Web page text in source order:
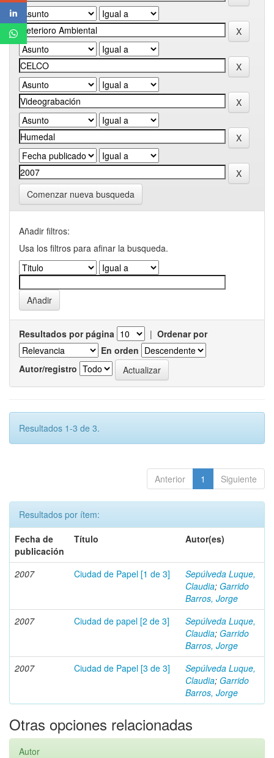
Comenzar nueva busqueda
Añadir filtros:
Usa los filtros para afinar la busqueda.
Resultados por página | Ordenar por
En orden
Autor/registro
Resultados 1-3 de 3.
Anterior 1 Siguiente
Resultados por ítem:
Fecha de
publicación
Título Autor(es)
2007 Ciudad de Papel [1 de 3]
Sepúlveda Luque,
Claudia; Garrido
Barros, Jorge
2007
Ciudad de papel [2 de 3]
Sepúlveda Luque,
Claudia; Garrido
Barros, Jorge
2007
Ciudad de Papel [3 de 3]
Sepúlveda Luque,
Claudia; Garrido
Barros, Jorge
Otras opciones relacionadas
Autor